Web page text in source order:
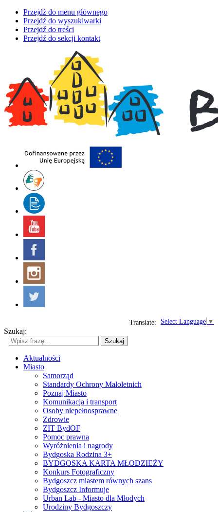
Przejdź do menu głównego
Przejdź do wyszukiwarki
Przejdź do treści
Przejdź do sekcji kontakt
Select Language ▼
Translate:
Szukaj:
Szukaj
Aktualności
Miasto
Samorząd
Standardy Ochrony Małoletnich
Poznaj Miasto
Komunikacja i transport
Osoby niepełnosprawne
Zdrowie
ZIT BydOF
Pomoc prawna
Wyróżnienia i nagrody
Bydgoska Rodzina 3+
BYDGOSKA KARTA MŁODZIEŻY
Konkurs Fotograficzny
Bydgoszcz miastem równych szans
Bydgoszcz Informuje
Urban Lab - Miasto dla Młodych
Urodziny Bydgoszczy